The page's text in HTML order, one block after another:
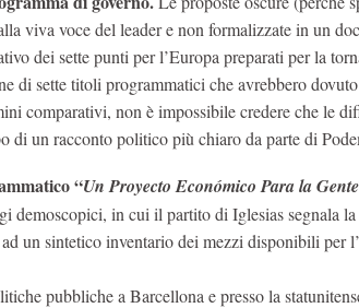
viva voce del leader e non formalizzate in un
dei sette punti per l’Europa preparati per la
di sette titoli programmatici che avrebbero
comparativi, non è impossibile credere che le
di un racconto politico più chiaro da parte di
“Un Proyecto Económico Para la Gente
demoscopici, in cui il partito di Iglesias segnala
un sintetico inventario dei mezzi disponibili per
pubbliche a Barcellona e presso la